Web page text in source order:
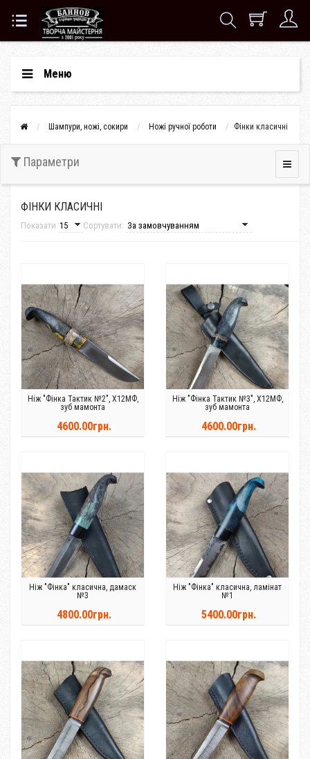
Меню
Шампури, ножі, сокири Ножі ручної роботи Фінки класичні
Параметри
ФІНКИ КЛАСИЧНІ
Показати Сортувати:
Ніж "Фінка Тактик №2", Х12МФ,
зуб мамонта
4600.00грн.
Ніж "Фінка Тактик №3", Х12МФ,
зуб мамонта
4600.00грн.
Ніж "Фінка" класична, дамаск
№3
4800.00грн.
Ніж "Фінка" класична, ламінат
№1
5400.00грн.